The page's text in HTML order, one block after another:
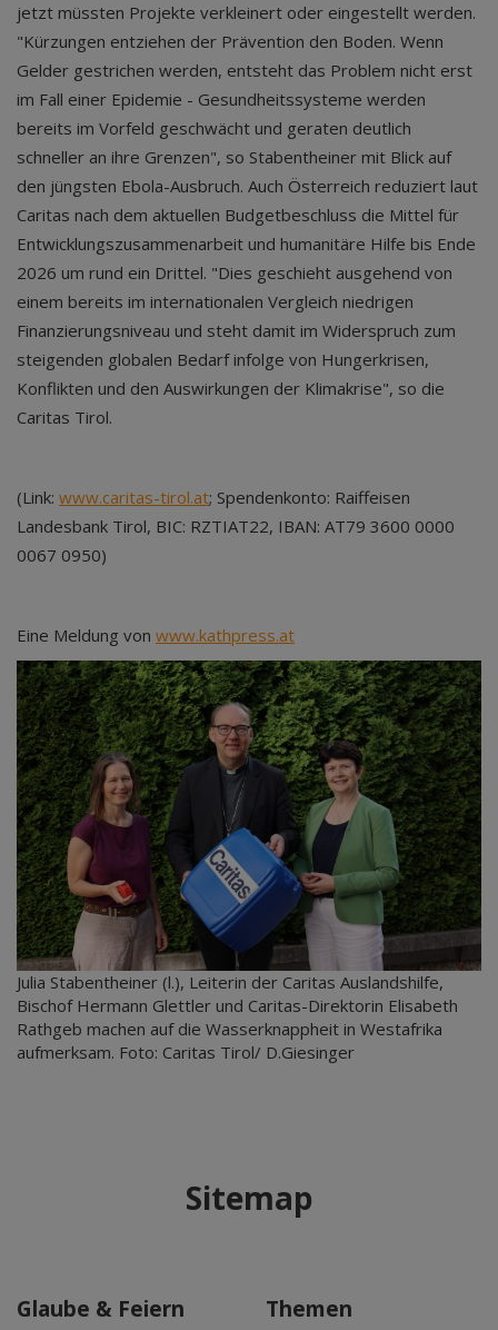
jetzt müssten Projekte verkleinert oder eingestellt werden.
"Kürzungen entziehen der Prävention den Boden. Wenn
Gelder gestrichen werden, entsteht das Problem nicht erst
im Fall einer Epidemie - Gesundheitssysteme werden
bereits im Vorfeld geschwächt und geraten deutlich
schneller an ihre Grenzen", so Stabentheiner mit Blick auf
den jüngsten Ebola-Ausbruch. Auch Österreich reduziert laut
Caritas nach dem aktuellen Budgetbeschluss die Mittel für
Entwicklungszusammenarbeit und humanitäre Hilfe bis Ende
2026 um rund ein Drittel. "Dies geschieht ausgehend von
einem bereits im internationalen Vergleich niedrigen
Finanzierungsniveau und steht damit im Widerspruch zum
steigenden globalen Bedarf infolge von Hungerkrisen,
Konflikten und den Auswirkungen der Klimakrise", so die
Caritas Tirol.
(Link: www.caritas-tirol.at; Spendenkonto: Raiffeisen
Landesbank Tirol, BIC: RZTIAT22, IBAN: AT79 3600 0000
0067 0950)
Eine Meldung von www.kathpress.at
Julia Stabentheiner (l.), Leiterin der Caritas Auslandshilfe,
Bischof Hermann Glettler und Caritas-Direktorin Elisabeth
Rathgeb machen auf die Wasserknappheit in Westafrika
aufmerksam. Foto: Caritas Tirol/ D.Giesinger
Sitemap
Glaube & Feiern Themen